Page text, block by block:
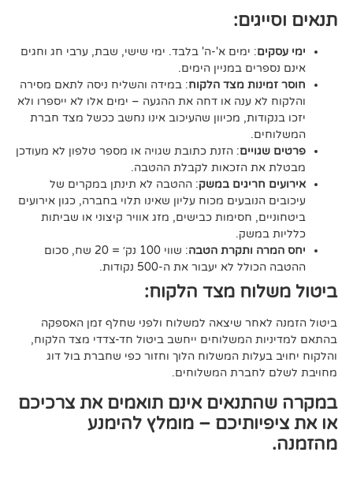
: ימים א'-ה' בלבד. ימי שישי, שבת, ערבי חג וחגים
במניין הימים.
מצד הלקוח: במידה והשליח ניסה לתאם מסירה
ענה או דחה את ההגעה – ימים אלו לא ייספרו ולא
מכיוון שהעיכוב אינו נחשב ככשל מצד חברת
: הזנת כתובת שגויה או מספר טלפון לא מעודכן
הזכאות לקבלת ההטבה.
חריגים במשק: ההטבה לא תינתן במקרים של
מכוח עליון שאינו תלוי בחברה, כגון אירועים
חסימות כבישים, מזג אוויר קיצוני או שביתות
ותקרת הטבה
: שווי 100 נק׳ = 20 שח, סכום
לא יעבור את ה-500 נקודות.
מצד הלקוח:
שיצאה למשלוח ולפני שחלף זמן האספקה
המשלוחים ייחשב ביטול חד-צדדי מצד הלקוח,
המשלוח הלוך וחזור כפי שחברת בול דוג
המשלוחים.
אינם תואמים את צרכיכם
– מומלץ להימנע